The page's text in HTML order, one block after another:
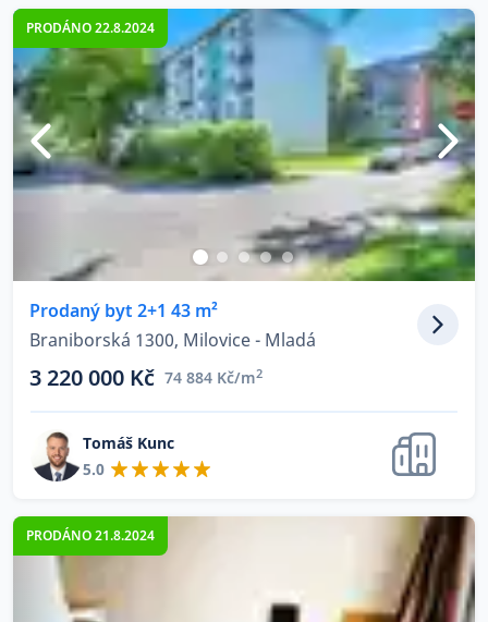
PRODÁNO 22.8.2024
Prodaný byt 2+1 43 m²
Braniborská 1300, Milovice - Mladá
3 220 000 Kč 74 884 Kč/m2
Tomáš Kunc
5.0
PRODÁNO 21.8.2024